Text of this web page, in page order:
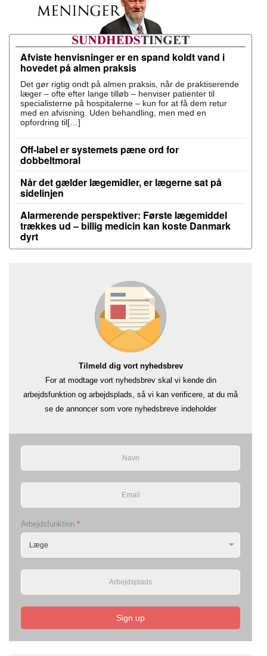
Afviste henvisninger er en spand koldt vand i
hovedet på almen praksis
Det gør rigtig ondt på almen praksis, når de praktiserende
læger – ofte efter lange tilløb – henviser patienter til
specialisterne på hospitalerne – kun for at få dem retur
med en afvisning. Uden behandling, men med en
opfordring til[…]
Off-label er systemets pæne ord for
dobbeltmoral
Når det gælder lægemidler, er lægerne sat på
sidelinjen
Alarmerende perspektiver: Første lægemiddel
trækkes ud – billig medicin kan koste Danmark
dyrt
Tilmeld dig vort nyhedsbrev
For at modtage vort nyhedsbrev skal vi kende din
arbejdsfunktion og arbejdsplads, så vi kan verificere, at du må
se de annoncer som vore nyhedsbreve indeholder
Arbejdsfunktion *
Sign up